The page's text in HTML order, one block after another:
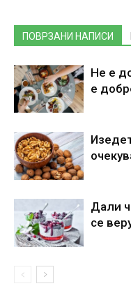
ПОВРЗАНИ НАПИСИ
Не е
е
Дали
се